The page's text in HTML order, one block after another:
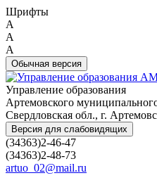
Шрифты
A
A
A
Обычная версия
Управление образования
Артемовского
Свердловская обл., г.
Версия для слабовидящих
(34363)2-46-47
(34363)2-48-73
artuo_02@mail.ru